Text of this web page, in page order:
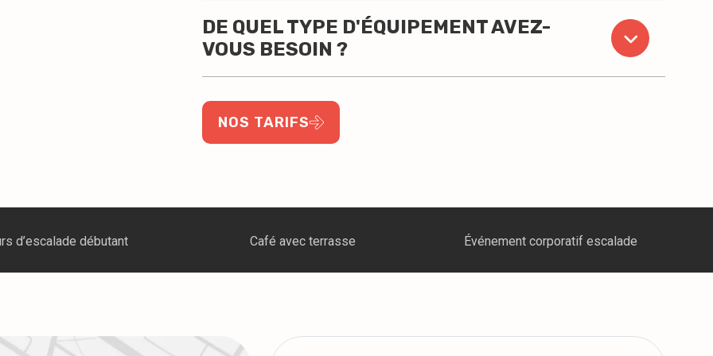
DE QUEL TYPE D'ÉQUIPEMENT AVEZ-
VOUS BESOIN ?
NOS TARIFS
Café avec terrasse Événement corporatif escalade Clinique thérapeutes